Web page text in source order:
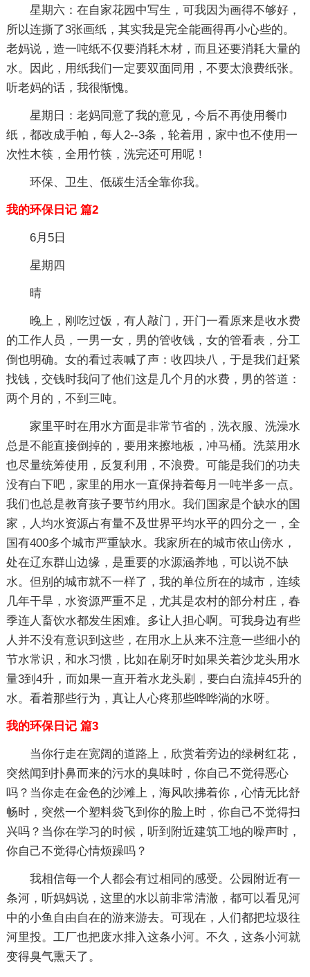
星期六：在自家花园中写生，可我因为画得不够好，
所以连撕了3张画纸，其实我是完全能画得再小心些的。
老妈说，造一吨纸不仅要消耗木材，而且还要消耗大量的
水。因此，用纸我们一定要双面同用，不要太浪费纸张。
听老妈的话，我很惭愧。
星期日：老妈同意了我的意见，今后不再使用餐巾
纸，都改成手帕，每人2--3条，轮着用，家中也不使用一
次性木筷，全用竹筷，洗完还可用呢！
环保、卫生、低碳生活全靠你我。
我的环保日记 篇2
6月5日
星期四
晴
晚上，刚吃过饭，有人敲门，开门一看原来是收水费
的工作人员，一男一女，男的管收钱，女的管看表，分工
倒也明确。女的看过表喊了声：收四块八，于是我们赶紧
找钱，交钱时我问了他们这是几个月的水费，男的答道：
两个月的，不到三吨。
家里平时在用水方面是非常节省的，洗衣服、洗澡水
总是不能直接倒掉的，要用来擦地板，冲马桶。洗菜用水
也尽量统筹使用，反复利用，不浪费。可能是我们的功夫
没有白下吧，家里的用水一直保持着每月一吨半多一点。
我们也总是教育孩子要节约用水。我们国家是个缺水的国
家，人均水资源占有量不及世界平均水平的四分之一，全
国有400多个城市严重缺水。我家所在的城市依山傍水，
处在辽东群山边缘，是重要的水源涵养地，可以说不缺
水。但别的城市就不一样了，我的单位所在的城市，连续
几年干旱，水资源严重不足，尤其是农村的部分村庄，春
季连人畜饮水都发生困难。多让人担心啊。可我身边有些
人并不没有意识到这些，在用水上从来不注意一些细小的
节水常识，和水习惯，比如在刷牙时如果关着沙龙头用水
量3到4升，而如果一直开着水龙头刷，要白白流掉45升的
水。看着那些行为，真让人心疼那些哗哗淌的水呀。
我的环保日记 篇3
当你行走在宽阔的道路上，欣赏着旁边的绿树红花，
突然闻到扑鼻而来的污水的臭味时，你自己不觉得恶心
吗？当你走在金色的沙滩上，海风吹拂着你，心情无比舒
畅时，突然一个塑料袋飞到你的脸上时，你自己不觉得扫
兴吗？当你在学习的时候，听到附近建筑工地的噪声时，
你自己不觉得心情烦躁吗？
我相信每一个人都会有过相同的感受。公园附近有一
条河，听妈妈说，这里的水以前非常清澈，都可以看见河
中的小鱼自由自在的游来游去。可现在，人们都把垃圾往
河里投。工厂也把废水排入这条小河。不久，这条小河就
变得臭气熏天了。